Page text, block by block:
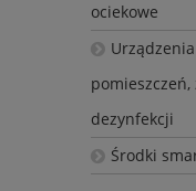
ociekowe
pomieszczeń,
dezynfekcji
Środki